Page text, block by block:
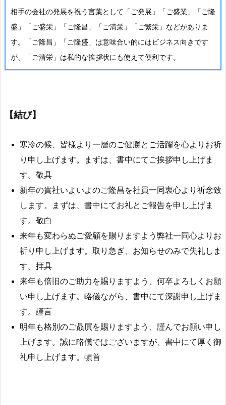
相手の会社の発展を祝う言葉として「ご発展」「ご盛業」「ご隆
盛」「ご盛栄」「ご隆昌」「ご清栄」「ご繁栄」などがありま
す。「ご隆昌」「ご隆盛」は意味合い的にはビジネス向きです
が、「ご清栄」は私的な挨拶状にも使えて便利です。
【結び】
寒冷の候、皆様より一層のご健勝とご活躍を心よりお祈
り申し上げます。まずは、書中にてご挨拶申し上げま
す。敬具
新年の貴社いよいよのご隆昌を社員一同衷心より祈念致
します。まずは、書中にてお礼とご報告を申し上げま
す。敬白
来年も変わらぬご愛顧を賜りますよう弊社一同心よりお
祈り申し上げます。取り急ぎ、お知らせのみで失礼しま
す。拝具
来年も倍旧のご助力を賜りますよう、何卒よろしくお願
い申し上げます。略儀ながら、書中にて深謝申し上げま
す。謹言
明年も格別のご贔屓を賜りますよう、謹んでお願い申し
上げます。誠に略儀ではございますが、書中にて厚く御
礼申し上げます。頓首